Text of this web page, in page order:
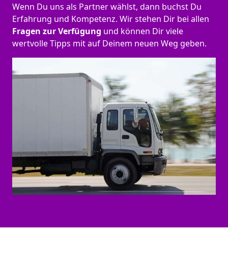
Wenn Du uns als Partner wählst, dann buchst Du
Erfahrung und Kompetenz. Wir stehen Dir bei allen
Fragen zur Verfügung und können Dir viele
wertvolle Tipps mit auf Deinem neuen Weg geben.